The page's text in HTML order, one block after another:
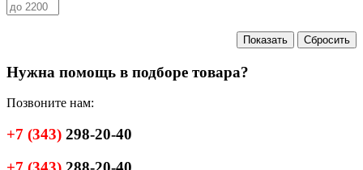
Нужна помощь в подборе товара?
Позвоните нам:
+7 (343) 298-20-40